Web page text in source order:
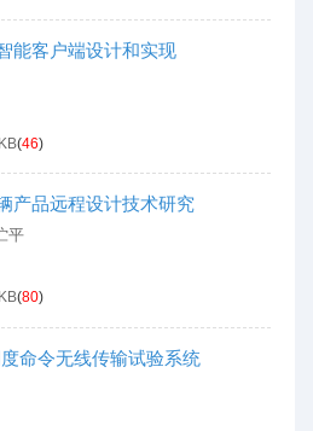
能客户端设计和实现
(46)
产品远程设计技术研究
平
(80)
命令无线传输试验系统